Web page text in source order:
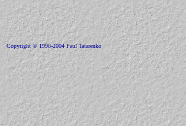
Copyright © 1998-2004 Paul Tatarenko